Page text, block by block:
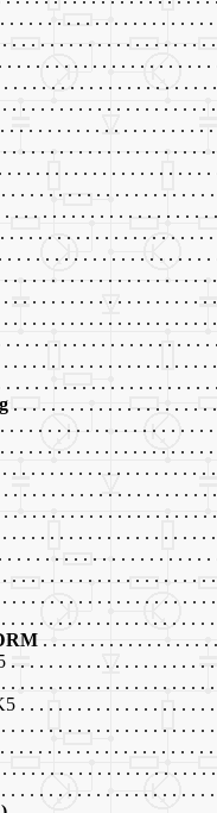
. . . . . . . . . . . . . . . . . . . .
. . . . . . . . . . . . . . . . . . . . .
. . . . . . . . . . . . . . . . . . . . .
. . . . . . . . . . . . . . . . . . . . . .
. . . . . . . . . . . . . . . . . . . . .
. . . . . . . . . . . . . . . . . . . .
. . . . . . . . . . . . . . . . . . . . .
. . . . . . . . . . . . . . . . . . . . .
. . . . . . . . . . . . . . . . . . . .
. . . . . . . . . . . . . . . . . . . . .
. . . . . . . . . . . . . . . . . . . .
. . . . . . . . . . . . . . . . . . . . .
. . . . . . . . . . . . . . . . . . . . .
. . . . . . . . . . . . . . . . . . . . .
. . . . . . . . . . . . . . . . . . . . .
. . . . . . . . . . . . . . . . . . . . .
. . . . . . . . . . . . . . . . . . . . .
. . . . . . . . . . . . . . . . . . . . .
. . . . . . . . . . . . . . . . . . . . .
. . . . . . . . . . . . . . . . . . . . .
. . . . . . . . . . . . . . . . . . . . .
. . . . . . . . . . . . . . . . . . . . .
. . . . . . . . . . . . . . . . . . . . .
. . . . . . . . . . . . . . . . . . . . .
. . . . . . . . . . . . . . . . . . . . . .
. . . . . . . . . . . . . . . . . . . . .
. . . . . . . . . . . . . . . . . . . . .
. . . . . . . . . . . . . . . . . . . . .
. . . . . . . . . . . . . . . . . . . .
. . . . . . . . . . . . . . . . . .
. . . . . . . . . . . . . . . . . . . .
. . . . . . . . . . . . . . . . . . . . .
. . . . . . . . . . . . . . . . . . . .
. . . . . . . . . . . . . . . . . . . .
. . . . . . . . . . . . . . . . . . . .
. . . . . . . . . . . . . . . . . . . . .
. . . . . . . . . . . . . . . . . . . .